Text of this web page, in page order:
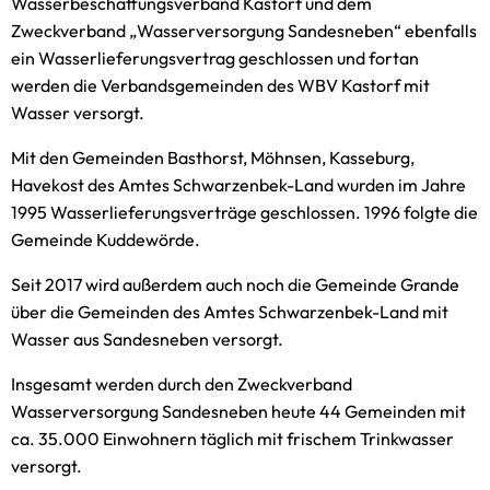
Zweckverband „Wasserversorgung Sandesneben“ ebenfalls
ein Wasserlieferungsvertrag geschlossen und fortan
werden die Verbandsgemeinden des WBV Kastorf mit
Wasser versorgt.
Mit den Gemeinden Basthorst, Möhnsen, Kasseburg,
Havekost des Amtes Schwarzenbek-Land wurden im Jahre
1995 Wasserlieferungsverträge geschlossen. 1996 folgte die
Gemeinde Kuddewörde.
Seit 2017 wird außerdem auch noch die Gemeinde Grande
über die Gemeinden des Amtes Schwarzenbek-Land mit
Wasser aus Sandesneben versorgt.
Insgesamt werden durch den Zweckverband
Wasserversorgung Sandesneben heute 44 Gemeinden mit
ca. 35.000 Einwohnern täglich mit frischem Trinkwasser
versorgt.